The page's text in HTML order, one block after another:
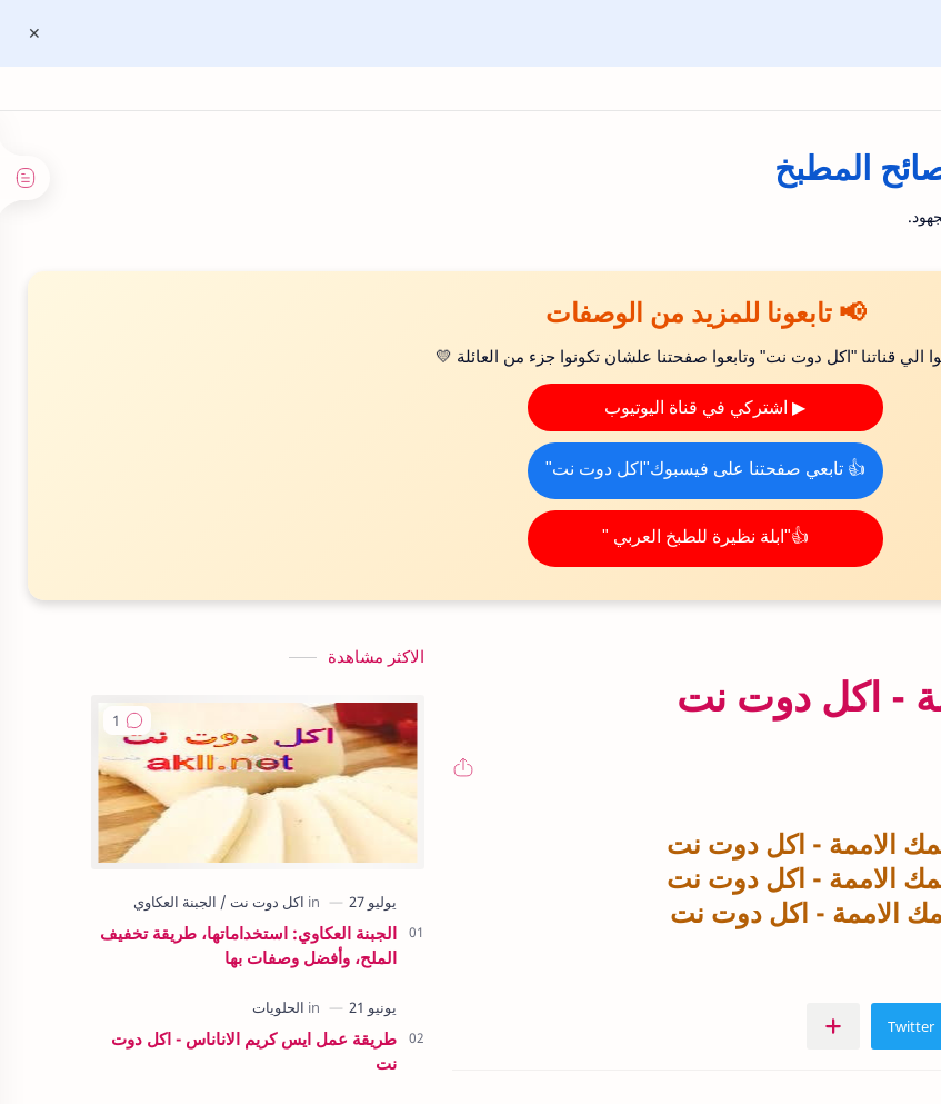
المطبخ
📢 تابعونا للمزيد من الوصفات
الي قناتنا "اكل دوت نت" وتابعوا صفحتنا علشان تكونوا جزء من العائلة 💛
▶ اشتركي في قناة اليوتيوب
👍 تابعي صفحتنا على فيسبوك"اكل دوت نت"
👍"ابلة نظيرة للطبخ العربي "
- اكل دوت نت
الاممة - اكل دوت نت
الاممة - اكل دوت نت
الاممة - اكل دوت نت
الاكثر مشاهدة
الجبنة العكاوي: استخداماتها، طريقة تخفيف
الملح، وأفضل وصفات بها
طريقة عمل ايس كريم الاناناس - اكل دوت
نت